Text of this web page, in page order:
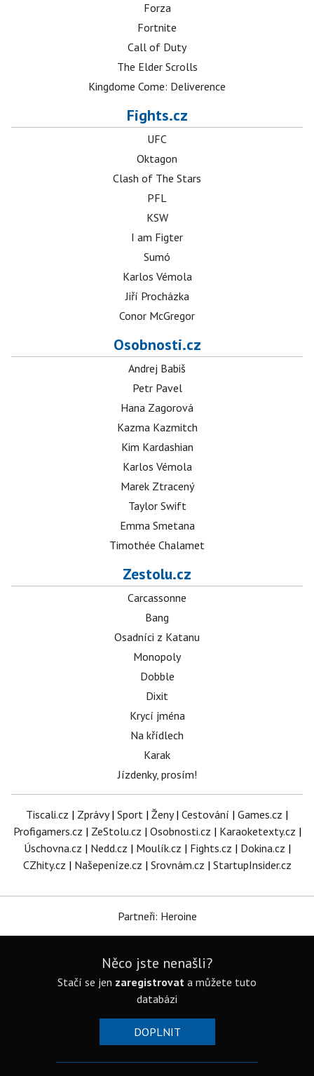
Forza
Fortnite
Call of Duty
The Elder Scrolls
Kingdome Come: Deliverence
Fights.cz
UFC
Oktagon
Clash of The Stars
PFL
KSW
I am Figter
Sumó
Karlos Vémola
Jiří Procházka
Conor McGregor
Osobnosti.cz
Andrej Babiš
Petr Pavel
Hana Zagorová
Kazma Kazmitch
Kim Kardashian
Karlos Vémola
Marek Ztracený
Taylor Swift
Emma Smetana
Timothée Chalamet
Zestolu.cz
Carcassonne
Bang
Osadníci z Katanu
Monopoly
Dobble
Dixit
Krycí jména
Na křídlech
Karak
Jízdenky, prosím!
Tiscali.cz | Zprávy| Sport | Ženy| Cestování | Games.cz |
Profigamers.cz | ZeStolu.cz | Osobnosti.cz | Karaoketexty.cz |
Úschovna.cz | Nedd.cz | Moulík.cz | Fights.cz | Dokina.cz |
CZhity.cz | Našepeníze.cz | Srovnám.cz | StartupInsider.cz
Partneři: Heroine
Něco jste nenašli?
Stačí se jen zaregistrovat a můžete tuto
databázi
DOPLNIT